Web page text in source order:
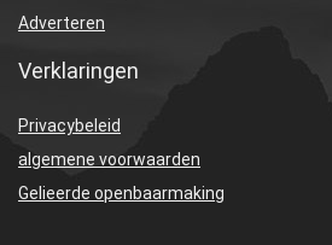
Adverteren
Verklaringen
Privacybeleid
algemene voorwaarden
Gelieerde openbaarmaking